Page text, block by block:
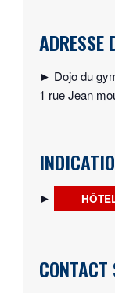
ADRESSE
► Dojo du
1 rue Jean
►